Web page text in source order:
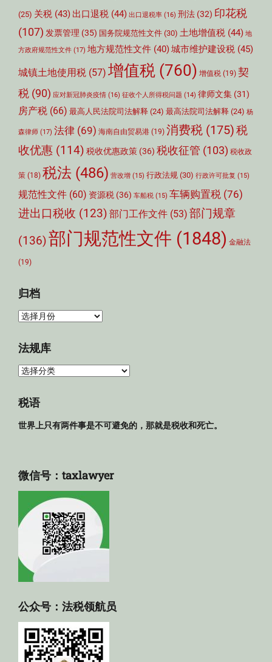
(25) 关税 (43) 出口退税 (44) 出口退税率 (16) 刑法 (32) 印花税
(107) 发票管理 (35) 国务院规范性文件 (30) 土地增值税 (44) 地
方政府规范性文件 (17) 地方规范性文件 (40)城市维护建设税 (45)
城镇土地使用税 (57) 增值税 (760) 增值税 (19) 契
税 (90) 应对新冠肺炎疫情 (16) 征收个人所得税问题 (14) 律师文集 (31)
房产税 (66) 最高人民法院司法解释 (24) 最高法院司法解释 (24) 杨
森律师 (17) 法律 (69) 海南自由贸易港 (19) 消费税 (175)税
收优惠 (114) 税收优惠政策 (36) 税收征管 (103) 税收政
策 (18) 税法 (486) 营改增 (15) 行政法规 (30) 行政许可批复 (15)
规范性文件 (60) 资源税 (36) 车船税 (15) 车辆购置税 (76)
进出口税收 (123) 部门工作文件 (53) 部门规章
(136)部门规范性文件 (1848) 金融法
(19)
归档
归
法规库
法
库
税语
世界上只有两件事是不可避免的，那就是税收和死亡。
微信号：taxlawyer
公众号：法税领航员